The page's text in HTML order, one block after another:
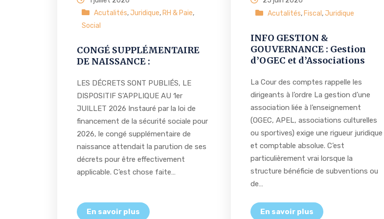
Acutalités,Juridique, RH & Paie,
Social
CONGÉ SUPPLÉMENTAIRE
DE NAISSANCE :
LES DÉCRETS SONT PUBLIÉS, LE
DISPOSITIF S’APPLIQUE AU 1er
JUILLET 2026 Instauré par la loi de
financement de la sécurité sociale pour
2026, le congé supplémentaire de
naissance attendait la parution de ses
décrets pour être effectivement
applicable. C’est chose faite…
Acutalités, Fiscal ,Juridique
INFO GESTION &
GOUVERNANCE : Gestion
d’OGEC et d’Associations
La Cour des comptes rappelle les
dirigeants à l’ordre La gestion d’une
association liée à l’enseignement
(OGEC, APEL, associations culturelles
ou sportives) exige une rigueur juridique
et comptable absolue. C’est
particulièrement vrai lorsque la
structure bénéficie de subventions ou
de…